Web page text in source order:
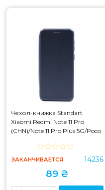
Чехол-книжка Standart
Xiaomi Redmi Note 11 Pro
(CHN)/Note 11 Pro Plus 5G/Poco
ЗАКАНЧИВАЕТСЯ 14236
89 ₴